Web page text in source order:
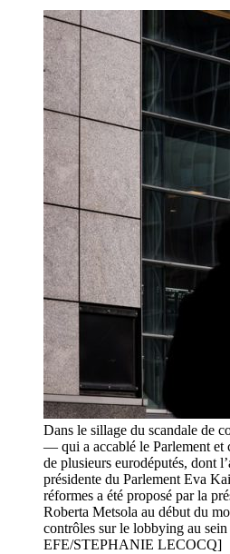
Dans le sillage du scandale de
— qui a accablé le Parlement et
de plusieurs eurodéputés, dont
présidente du Parlement Eva
réformes a été proposé par la
Roberta Metsola au début du
contrôles sur le lobbying au
EFE/STEPHANIE LECOCQ]